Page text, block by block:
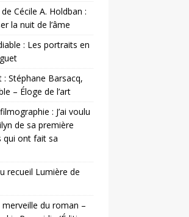
Cécile A. Holdban :
la nuit de l’âme
: Les portraits en
: Stéphane Barsacq,
– Éloge de l’art
: J’ai voulu
de sa première
qui ont fait sa
recueil Lumière de
du roman –